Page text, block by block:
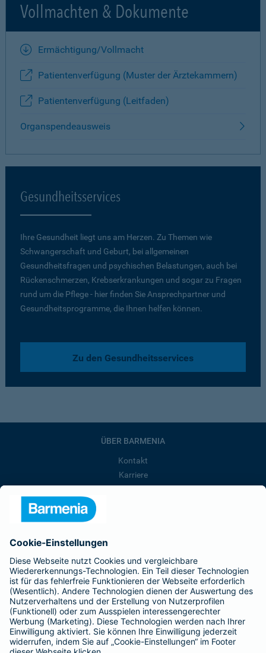
Vollmachten & Dokumente
Ermächtigung/Vollmacht
Patientenverfügung (Muster der Ärztekammern)
Patientenverfügung (Leitfaden)
Organspendeausweis
Gesundheitsservices
Ihre Gesundheit liegt uns am Herzen. Zu Themen wie
Schwangerschaft und Geburt, bei allgemeinen
Gesundheitsfragen und psychischen Belastungen, auch bei
Rückenschmerzen, Krebserkrankungen und sogar zu Fragen
rund um die Pflege - hier finden Sie Ansprechpartner und
Gesundheitsprogramme, die Ihnen helfen können.
Zu den Gesundheitsservices
ÜBER BARMENIA
Kontakt
Karriere
Barmenia ist Teil der BarmeniaGothaer
BELIEBTE SEITEN
Kranken-Zusatzversicherung
Tierversicherungen
Haftpflichtversicherung
Hausratversicherung